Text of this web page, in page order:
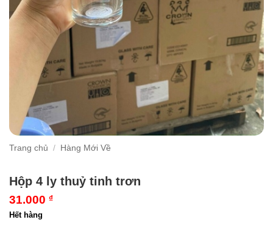
Trang chủ / Hàng Mới Về
Hộp 4 ly thuỷ tinh trơn
31.000 ₫
Hết hàng